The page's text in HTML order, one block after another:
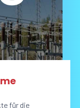
für die